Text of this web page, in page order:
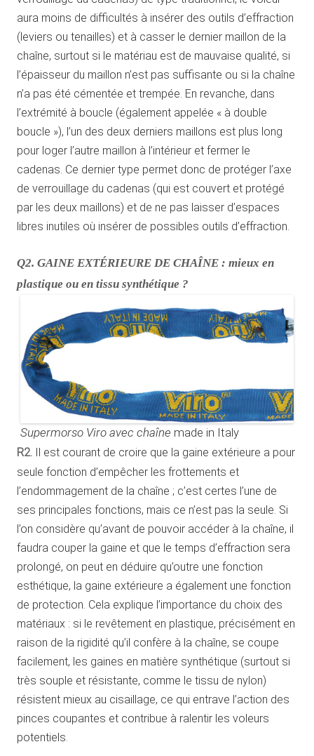
aura moins de difficultés à insérer des outils d’effraction
(leviers ou tenailles) et à casser le dernier maillon de la
chaîne, surtout si le matériau est de mauvaise qualité, si
l’épaisseur du maillon n’est pas suffisante ou si la chaîne
n’a pas été cémentée et trempée. En revanche, dans
l’extrémité à boucle (également appelée « à double
boucle »), l’un des deux derniers maillons est plus long
pour loger l’autre maillon à l’intérieur et fermer le
cadenas. Ce dernier type permet donc de protéger l’axe
de verrouillage du cadenas (qui est couvert et protégé
par les deux maillons) et de ne pas laisser d’espaces
libres inutiles où insérer de possibles outils d’effraction.
Q2. GAINE EXTÉRIEURE DE CHAÎNE : mieux en
plastique ou en tissu synthétique ?
Supermorso Viro avec chaîne made in Italy
R2. Il est courant de croire que la gaine extérieure a pour
seule fonction d’empêcher les frottements et
l’endommagement de la chaîne ; c’est certes l’une de
ses principales fonctions, mais ce n’est pas la seule. Si
l’on considère qu’avant de pouvoir accéder à la chaîne, il
faudra couper la gaine et que le temps d’effraction sera
prolongé, on peut en déduire qu’outre une fonction
esthétique, la gaine extérieure a également une fonction
de protection. Cela explique l’importance du choix des
matériaux : si le revêtement en plastique, précisément en
raison de la rigidité qu’il confère à la chaîne, se coupe
facilement, les gaines en matière synthétique (surtout si
très souple et résistante, comme le tissu de nylon)
résistent mieux au cisaillage, ce qui entrave l’action des
pinces coupantes et contribue à ralentir les voleurs
potentiels.